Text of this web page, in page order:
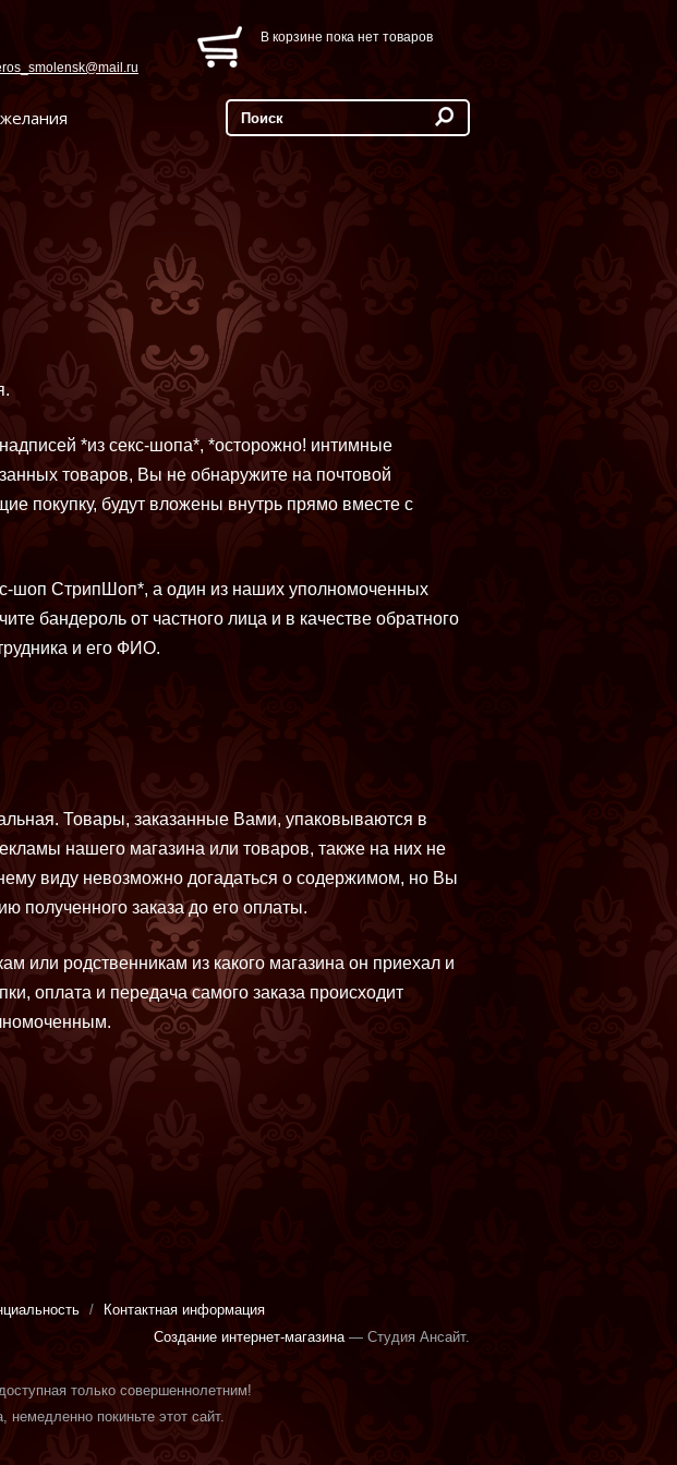
В корзине пока нет товаров
*из секс-шопа*, *осторожно! интимные
товаров, Вы не обнаружите на почтовой
покупку, будут вложены внутрь прямо вместе с
шоп СтрипШоп*, а один из наших уполномоченных
бандероль от частного лица и в качестве обратного
и его ФИО.
Товары, заказанные Вами, упаковываются в
нашего магазина или товаров, также на них не
виду невозможно догадаться о содержимом, но Вы
полученного заказа до его оплаты.
или родственникам из какого магазина он приехал и
оплата и передача самого заказа происходит
Контактная информация
Создание интернет-магазина— Студия Ансайт.
только совершеннолетним!
покиньте этот сайт.